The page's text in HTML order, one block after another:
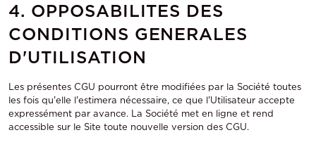
4. OPPOSABILITES DES
CONDITIONS GENERALES
D'UTILISATION
Les présentes CGU pourront être modifiées par la Société toutes
les fois qu'elle l'estimera nécessaire, ce que l'Utilisateur accepte
expressément par avance. La Société met en ligne et rend
accessible sur le Site toute nouvelle version des CGU.